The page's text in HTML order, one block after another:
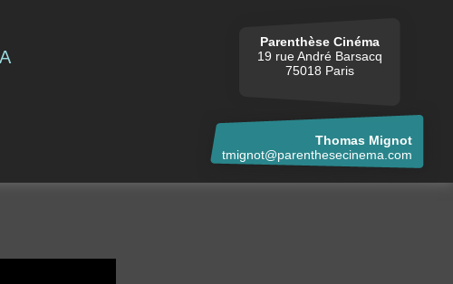
Parenthèse Cinéma
19 rue André Barsacq
75018 Paris
Thomas Mignot
tmignot@parenthesecinema.com